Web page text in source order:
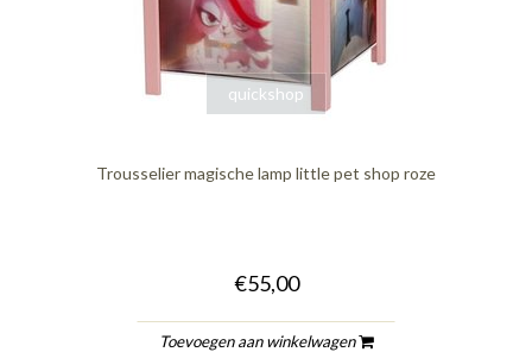
quickshop
Trousselier magische lamp little pet shop roze
€55,00
Toevoegen aan winkelwagen